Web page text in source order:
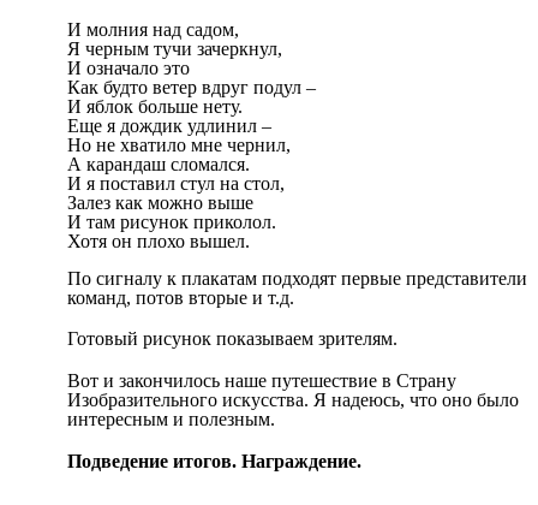
И молния над садом,
Я черным тучи зачеркнул,
И означало это
Как будто ветер вдруг подул –
И яблок больше нету.
Еще я дождик удлинил –
Но не хватило мне чернил,
А карандаш сломался.
И я поставил стул на стол,
Залез как можно выше
И там рисунок приколол.
Хотя он плохо вышел.
По сигналу к плакатам подходят первые представители
команд, потов вторые и т.д.
Готовый рисунок показываем зрителям.
Вот и закончилось наше путешествие в Страну
Изобразительного искусства. Я надеюсь, что оно было
интересным и полезным.
Подведение итогов. Награждение.